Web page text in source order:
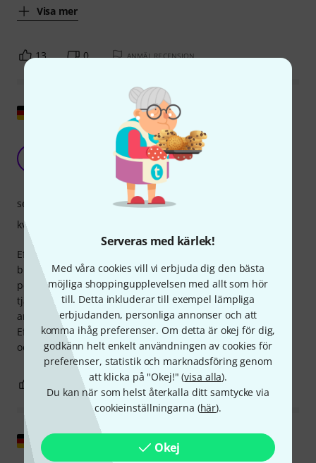
Serveras med kärlek!
Med våra cookies vill vi erbjuda dig den bästa
möjliga shoppingupplevelsen med allt som hör
till. Detta inkluderar till exempel lämpliga
erbjudanden, personliga annonser och att
komma ihåg preferenser. Om detta är okej för dig,
godkänn helt enkelt användningen av cookies för
preferenser, statistik och marknadsföring genom
att klicka på "Okej!" (visa alla).
Du kan när som helst återkalla ditt samtycke via
cookieinställningarna (här).
Okej
Visa mer
13 0 ANMÄL RECENSION
Välj tjänst för min Yamaha akustiska gitarr
Michael1219 22.07.2015
Efter 70 spelningar och regelbunden övning hade banden
blivit lite lidande på grund av min ganska hårda attack och
perkussiva spelstil. Thomann hade en lösning: deras Plek-
tjänst! De bytte ut och bandade om banden. Utmärkt
arbete! Gitarren låter rent igen och surrar inte längre.
Eftersom jag också köpte gitarren från Thomann fick jag till
och med rabatt!
service
kvalitet
2 ANMÄL RECENSION
Visa original